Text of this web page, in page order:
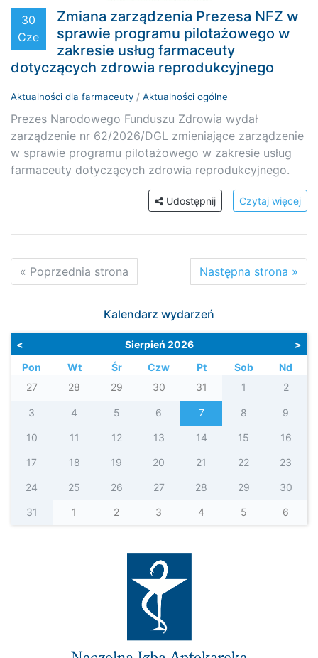
30
Cze
Zmiana zarządzenia Prezesa NFZ w
sprawie programu pilotażowego w
zakresie usług farmaceuty
dotyczących zdrowia reprodukcyjnego
Aktualności dla farmaceuty / Aktualności ogólne
Prezes Narodowego Funduszu Zdrowia wydał
zarządzenie nr 62/2026/DGL zmieniające zarządzenie
w sprawie programu pilotażowego w zakresie usług
farmaceuty dotyczących zdrowia reprodukcyjnego.
Udostępnij Czytaj więcej
« Poprzednia strona Następna strona »
Kalendarz wydarzeń
< Sierpień 2026
>
Pon
Wt Śr Czw Pt Sob
Nd
27
28 29 30 31 1 2
3 4 5 6 7 8 9
10 11 12 13 14 15 16
17 18 19 20 21 22 23
24 25 26 27 28 29 30
31 1 2 3 4 5 6